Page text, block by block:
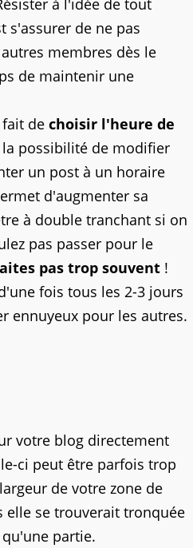
à l'idée de tout
s'assurer de ne pas
membres dès le
de maintenir une
de choisir l'heure de
la possibilité de modifier
un post à un horaire
d'augmenter sa
à double tranchant si on
pas passer pour le
pas trop souvent !
fois tous les 2-3 jours
ennuyeux pour les autres.
votre blog directement
ci peut être parfois trop
de votre zone de
elle se trouverait tronquée
partie.